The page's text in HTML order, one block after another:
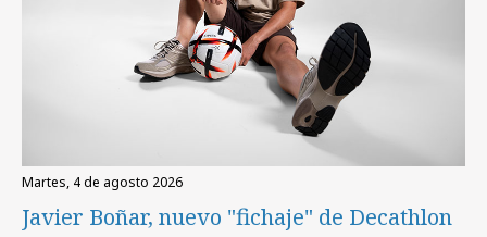
martes, 4 de agosto 2026
Javier Boñar, nuevo "fichaje" de Decathlon